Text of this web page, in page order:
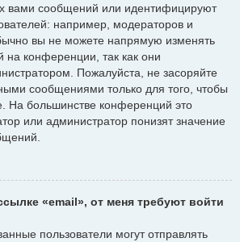
вами сообщений или идентифицируют
например, модераторов и
вы не можете напрямую изменять
на конференции, так как они
Пожалуйста, не засоряйте
сообщениями только для того, чтобы
На большинстве конференций это
или администратор понизят значение
«email», от меня требуют войти
пользователи могут отправлять